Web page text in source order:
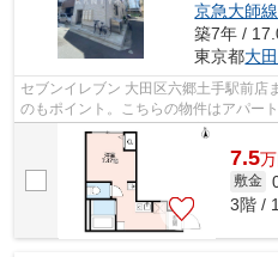
京急大師線
築7年 /
東京都大
セブンイレブン 大田区六郷土手駅前店
のもポイント。こちらの物件はアパー
物件で、自転車をよく使う方にも嬉し...
7.5万
敷金
3階 /